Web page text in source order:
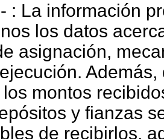
: La información
los datos
asignación,
montos
y fianzas
de recibirlos,